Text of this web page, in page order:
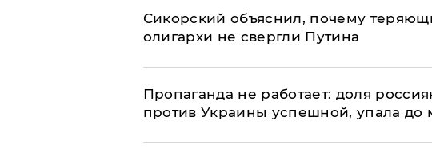
Сикорский объяснил, почему
олигархи не свергли Путина
​Пропаганда не работает: доля
против Украины успешной, упала до